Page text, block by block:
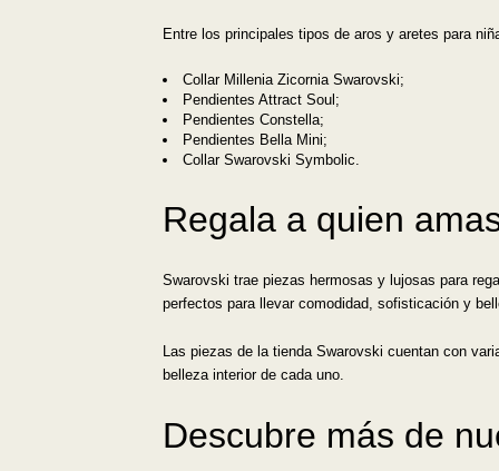
Entre los principales tipos de aros y aretes para
Collar Millenia Zicornia Swarovski;
Pendientes Attract Soul;
Pendientes Constella;
Pendientes Bella Mini;
Collar Swarovski Symbolic.
Regala a quien
Swarovski trae piezas hermosas y lujosas para
perfectos para llevar comodidad, sofisticación y
Las piezas de la tienda Swarovski cuentan con
belleza interior de cada uno.
Descubre más de